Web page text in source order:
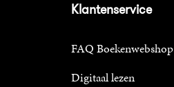
Klantenservice
FAQ Boekenwebshop
Digitaal lezen